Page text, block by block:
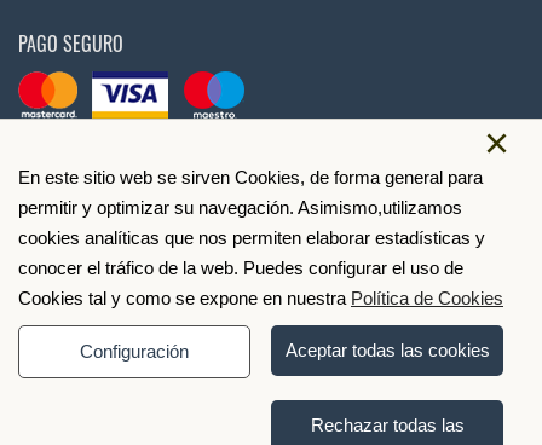
×
En este sitio web se sirven Cookies, de forma general para
permitir y optimizar su navegación. Asimismo,utilizamos
cookies analíticas que nos permiten elaborar estadísticas y
conocer el tráfico de la web. Puedes configurar el uso de
Cookies tal y como se expone en nuestra Política de Cookies
Configuración Aceptar todas las cookies
Rechazar todas las
PAGO SEGURO